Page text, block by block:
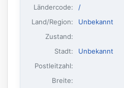
Ländercode:
/
Land/Region:
Unbekannt
Zustand:
Stadt:
Unbekannt
Postleitzahl:
Breite: